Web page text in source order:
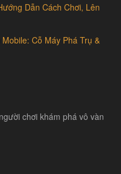
Dẫn Cách Chơi, Lên
Cỗ Máy Phá Trụ &
chơi khám phá vô vàn